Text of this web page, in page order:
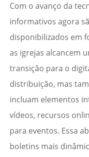
Com o avanço da
informativos agora
disponibilizados em
as igrejas alcancem
transição para o
distribuição, mas
incluam elementos
vídeos, recursos
para eventos. Essa
boletins mais